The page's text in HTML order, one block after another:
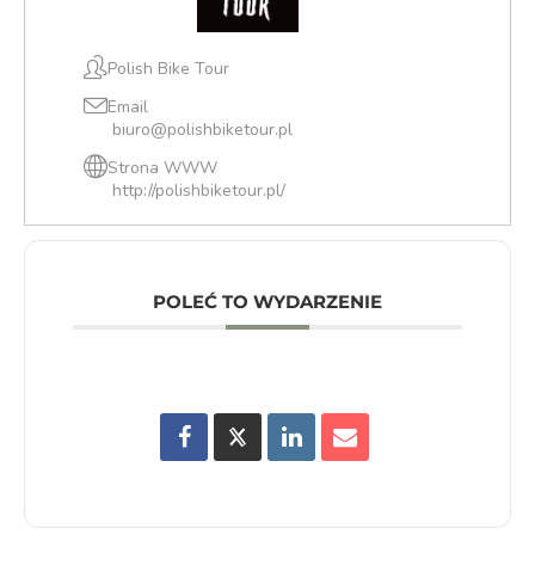
Polish Bike Tour
Email
biuro@polishbiketour.pl
Strona WWW
http://polishbiketour.pl/
POLEĆ TO WYDARZENIE